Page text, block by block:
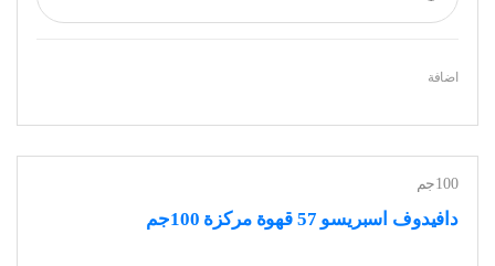
اضافة
100جم
دافيدوف اسبريسو 57 قهوة مركزة 100جم